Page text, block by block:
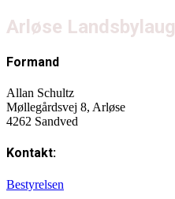
Arløse Landsbylaug
Formand
Allan Schultz
Møllegårdsvej 8, Arløse
4262 Sandved
Kontakt:
Bestyrelsen